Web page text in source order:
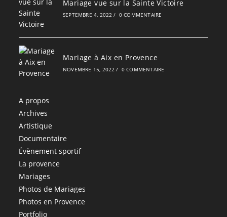
Mariage vue sur la Sainte Victoire
SEPTEMBRE 4, 2022 / 0 COMMENTAIRE
Mariage à Aix en Provence
NOVEMBRE 15, 2022 / 0 COMMENTAIRE
A propos
Archives
Artistique
Documentaire
Évènement sportif
La provence
Mariages
Photos de Mariages
Photos en Provence
Portfolio